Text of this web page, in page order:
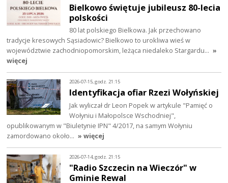
Bielkowo świętuje jubileusz 80-lecia
polskości
80 lat polskiego Bielkowa. Jak przechowano
tradycje kresowych Sąsiadowic? Bielkowo to urokliwa wieś w
województwie zachodniopomorskim, leżąca niedaleko Stargardu… »
więcej
2026-07-15, godz. 21:15
Identyfikacja ofiar Rzezi Wołyńskiej
Jak wyliczał dr Leon Popek w artykule "Pamięć o
Wołyniu i Małopolsce Wschodniej",
opublikowanym w "Biuletynie IPN" 4/2017, na samym Wołyniu
zamordowano około… » więcej
2026-07-14, godz. 21:15
"Radio Szczecin na Wieczór" w
Gminie Rewal